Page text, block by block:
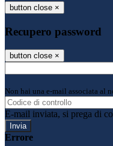
button close ×
Recupero password
button close ×
Non hai una e-mail associata al
E-mail inviata, si prega di
Errore